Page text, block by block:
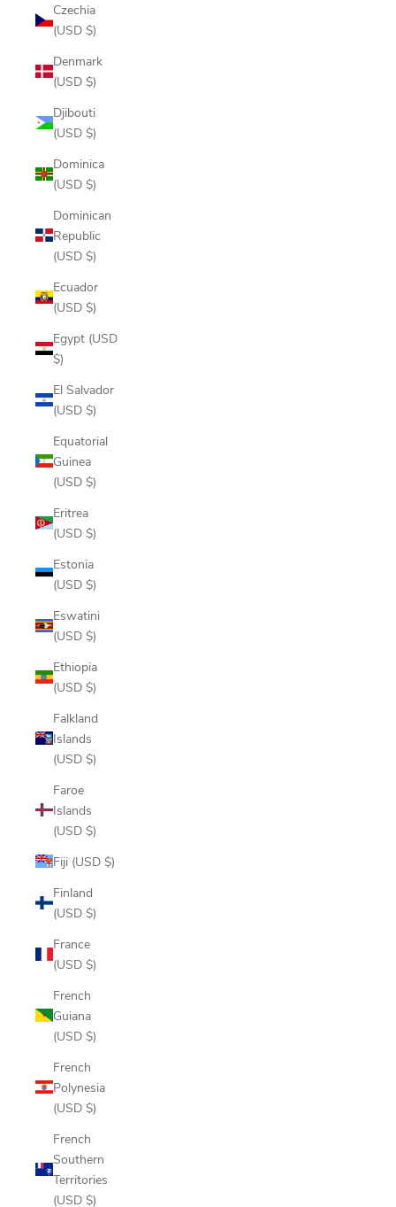
Czechia
(USD $)
Denmark
(USD $)
Djibouti
(USD $)
Dominica
(USD $)
Dominican
Republic
(USD $)
Ecuador
(USD $)
Egypt (USD
$)
El Salvador
(USD $)
Equatorial
Guinea
(USD $)
Eritrea
(USD $)
Estonia
(USD $)
Eswatini
(USD $)
Ethiopia
(USD $)
Falkland
Islands
(USD $)
Faroe
Islands
(USD $)
Fiji (USD $)
Finland
(USD $)
France
(USD $)
French
Guiana
(USD $)
French
Polynesia
(USD $)
French
Southern
Territories
(USD $)